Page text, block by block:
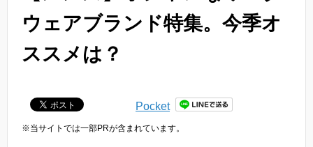
ウェアブランド特集。今季オ
ススメは？
Pocket
※当サイトでは一部PRが含まれています。